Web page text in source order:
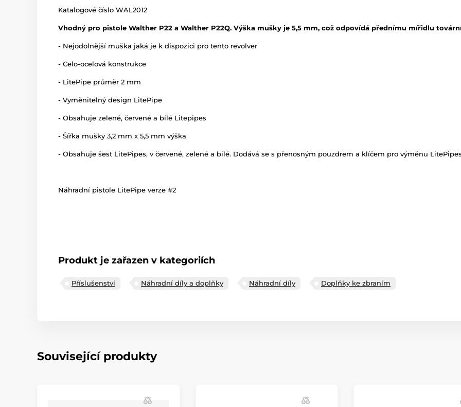
Katalogové číslo WAL2012
Vhodný pro pistole Walther P22 a Walther P22Q. Výška mušky je 5,5 mm, což odpovídá přednímu mířidlu
- Nejodolnější muška jaká je k dispozici pro tento revolver
- Celo-ocelová konstrukce
- LitePipe průměr 2 mm
- Vyměnitelný design LitePipe
- Obsahuje zelené, červené a bílé Litepipes
- Šířka mušky 3,2 mm x 5,5 mm výška
- Obsahuje šest LitePipes, v červené, zelené a bílé. Dodává se s přenosným pouzdrem a klíčem pro výměnu
Náhradní pistole LitePipe verze #2
Produkt je zařazen v kategoriích
Příslušenství Náhradní díly a doplňky Náhradní díly Doplňky ke zbraním
Související produkty